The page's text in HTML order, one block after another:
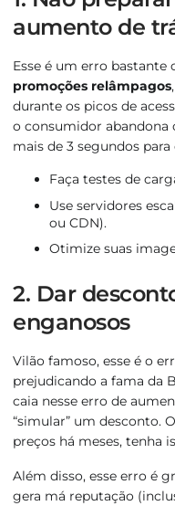
aumento de
Esse é um erro bastante
promoções relâmpagos
durante os picos de
o consumidor abandona
mais de 3 segundos
Faça testes de
Use servidores
ou CDN).
Otimize suas
2. Dar
enganosos
Vilão famoso, esse é o
prejudicando a fama da
caia nesse erro de
“simular” um desconto.
preços há meses, tenha
Além disso, esse erro é
gera má reputação